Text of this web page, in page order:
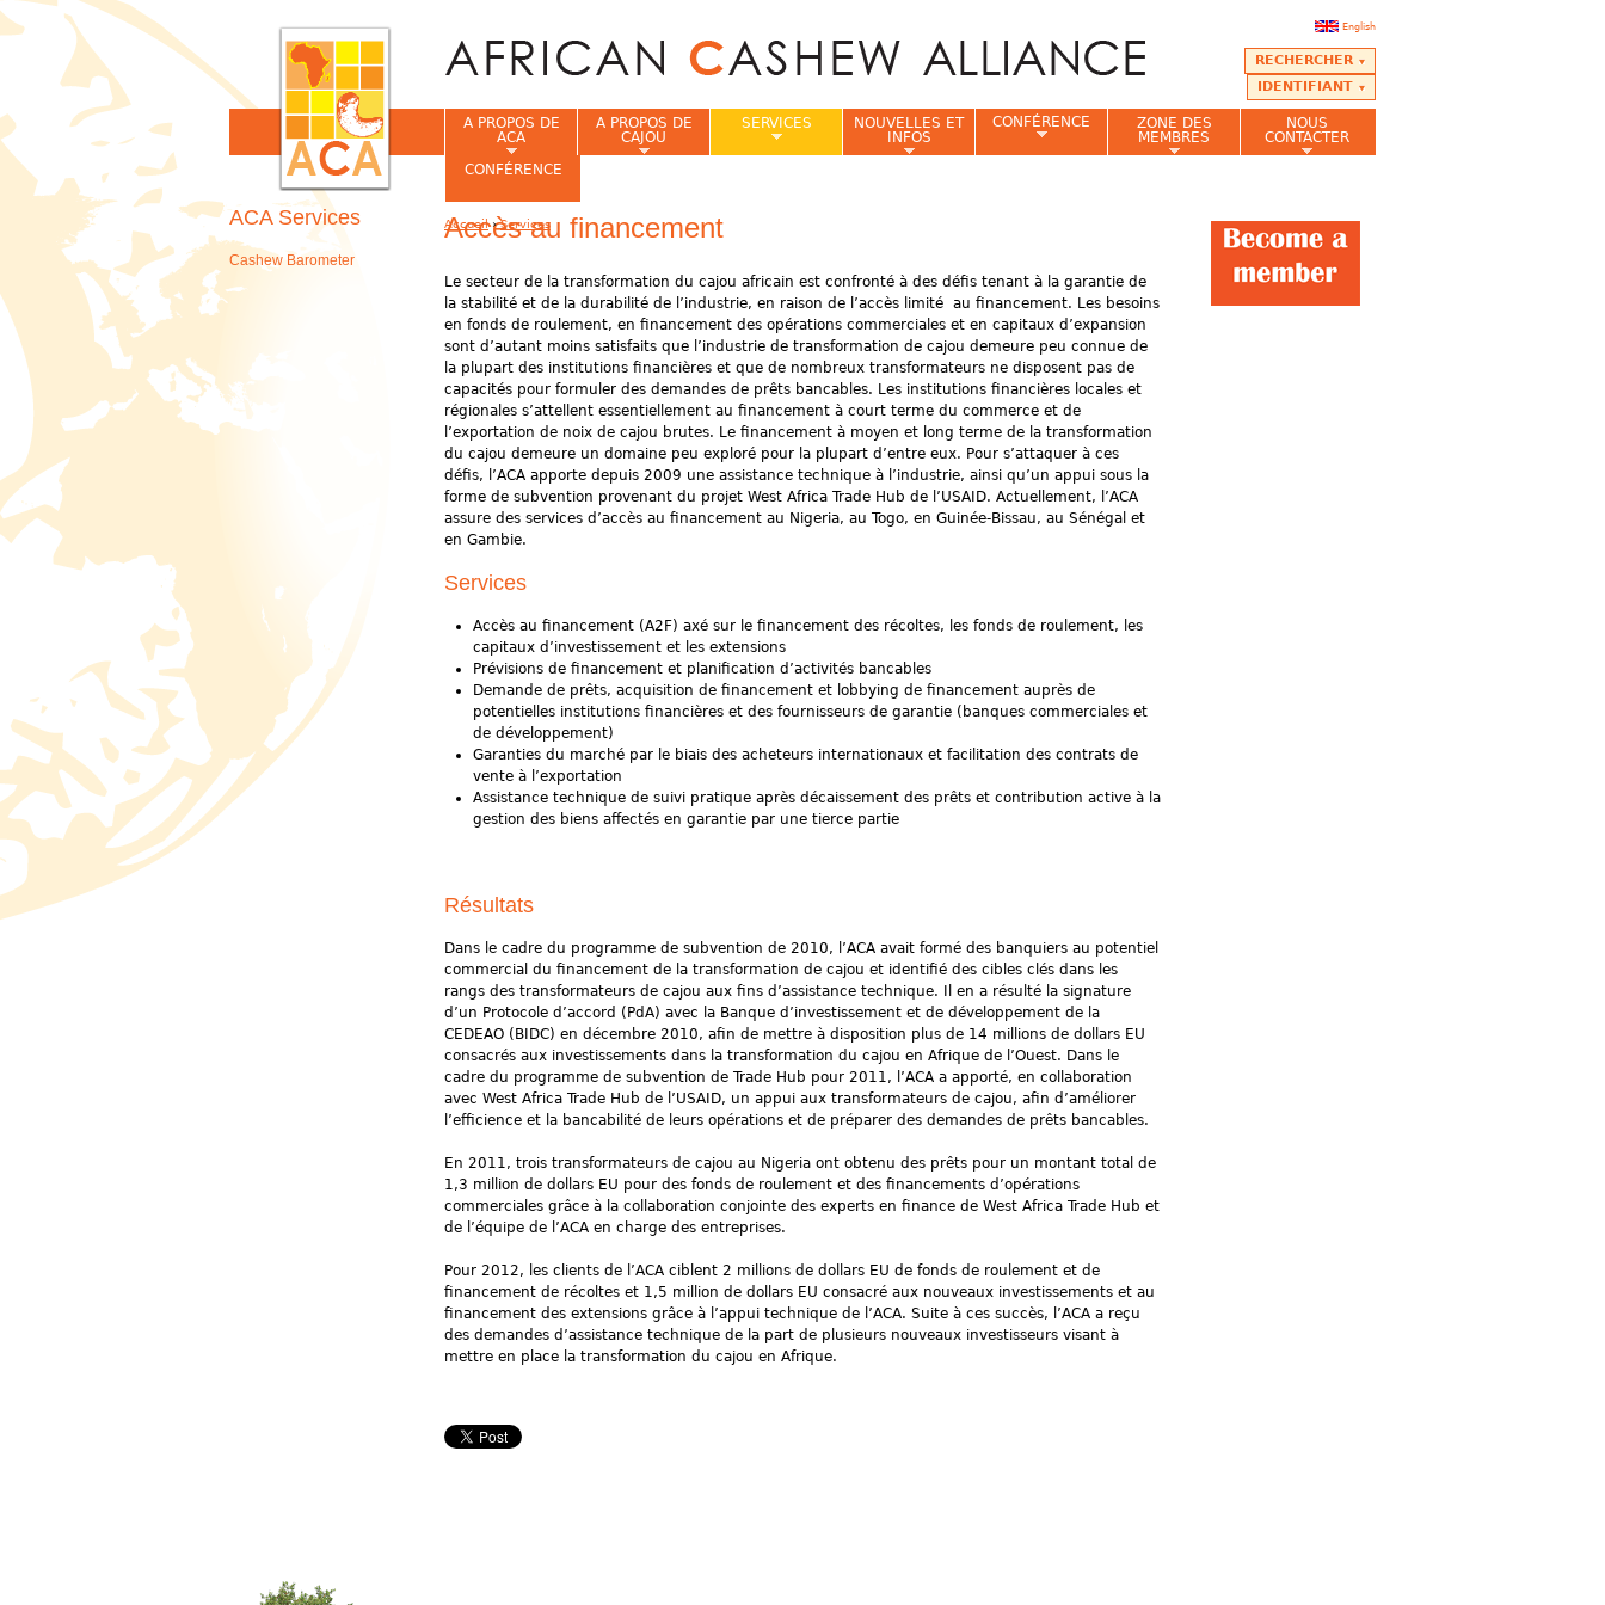
English
RECHERCHER
IDENTIFIANT
Accès au financement
Le secteur de la transformation du cajou africain est confronté à des défis tenant à la garantie de
la stabilité et de la durabilité de l’industrie, en raison de l’accès limité au financement. Les besoins
en fonds de roulement, en financement des opérations commerciales et en capitaux d’expansion
sont d’autant moins satisfaits que l’industrie de transformation de cajou demeure peu connue de
la plupart des institutions financières et que de nombreux transformateurs ne disposent pas de
capacités pour formuler des demandes de prêts bancables. Les institutions financières locales et
régionales s’attellent essentiellement au financement à court terme du commerce et de
l’exportation de noix de cajou brutes. Le financement à moyen et long terme de la transformation
du cajou demeure un domaine peu exploré pour la plupart d’entre eux. Pour s’attaquer à ces
défis, l’ACA apporte depuis 2009 une assistance technique à l’industrie, ainsi qu’un appui sous la
forme de subvention provenant du projet West Africa Trade Hub de l’USAID. Actuellement, l’ACA
assure des services d’accès au financement au Nigeria, au Togo, en Guinée-Bissau, au Sénégal et
en Gambie.
Services
Accès au financement (A2F) axé sur le financement des récoltes, les fonds de roulement, les
capitaux d’investissement et les extensions
Prévisions de financement et planification d’activités bancables
Demande de prêts, acquisition de financement et lobbying de financement auprès de
potentielles institutions financières et des fournisseurs de garantie (banques commerciales et
de développement)
Garanties du marché par le biais des acheteurs internationaux et facilitation des contrats de
vente à l’exportation
Assistance technique de suivi pratique après décaissement des prêts et contribution active à la
gestion des biens affectés en garantie par une tierce partie
Résultats
Dans le cadre du programme de subvention de 2010, l’ACA avait formé des banquiers au potentiel
commercial du financement de la transformation de cajou et identifié des cibles clés dans les
rangs des transformateurs de cajou aux fins d’assistance technique. Il en a résulté la signature
d’un Protocole d’accord (PdA) avec la Banque d’investissement et de développement de la
CEDEAO (BIDC) en décembre 2010, afin de mettre à disposition plus de 14 millions de dollars EU
consacrés aux investissements dans la transformation du cajou en Afrique de l’Ouest. Dans le
cadre du programme de subvention de Trade Hub pour 2011, l’ACA a apporté, en collaboration
avec West Africa Trade Hub de l’USAID, un appui aux transformateurs de cajou, afin d’améliorer
l’efficience et la bancabilité de leurs opérations et de préparer des demandes de prêts bancables.
En 2011, trois transformateurs de cajou au Nigeria ont obtenu des prêts pour un montant total de
1,3 million de dollars EU pour des fonds de roulement et des financements d’opérations
commerciales grâce à la collaboration conjointe des experts en finance de West Africa Trade Hub et
de l’équipe de l’ACA en charge des entreprises.
Pour 2012, les clients de l’ACA ciblent 2 millions de dollars EU de fonds de roulement et de
financement de récoltes et 1,5 million de dollars EU consacré aux nouveaux investissements et au
financement des extensions grâce à l’appui technique de l’ACA. Suite à ces succès, l’ACA a reçu
des demandes d’assistance technique de la part de plusieurs nouveaux investisseurs visant à
mettre en place la transformation du cajou en Afrique.
A PROPOS DE
ACA
A PROPOS DE
CAJOU
SERVICES
NOUVELLES ET
INFOS
CONFÉRENCE
ZONE DES
MEMBRES
NOUS
CONTACTER
CONFÉRENCE
Vous êtes ici
Accueil›Services
ACA Services
Cashew Barometer